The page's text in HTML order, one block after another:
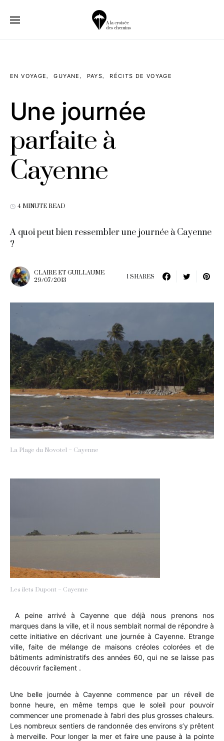
La Plage du Novotel – Cayenne
EN VOYAGE GUYANE PAYS RÉCITS DE VOYAGE
Une journée
parfaite à
Cayenne
4 MINUTE READ
A quoi peut bien ressembler une journée à Cayenne
?
CLAIRE ET GUILLAUME
29/07/2013
1 SHARES
Les ilets Dupont – Cayenne
A peine arrivé à Cayenne que déjà nous prenons nos
marques dans la ville, et il nous semblait normal de répondre à
cette initiative en décrivant une journée à Cayenne. Etrange
ville, faite de mélange de maisons créoles colorées et de
bâtiments administratifs des années 60, qui ne se laisse pas
découvrir facilement .
Une belle journée à Cayenne commence par un réveil de
bonne heure, en même temps que le soleil pour pouvoir
commencer une promenade à l’abri des plus grosses chaleurs.
Les nombreux sentiers de randonnée des environs s’y prêtent
à merveille. Pour longer la mer et faire une pause à la pointe